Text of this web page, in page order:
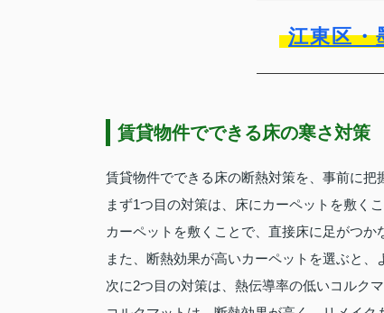
江東区・
賃貸物件でできる床の寒さ対策
賃貸物件でできる床の断熱対策を、事前に把
まず1つ目の対策は、床にカーペットを敷くこ
カーペットを敷くことで、直接床に足がつか
また、断熱効果が高いカーペットを選ぶと、
次に2つ目の対策は、熱伝導率の低いコルク